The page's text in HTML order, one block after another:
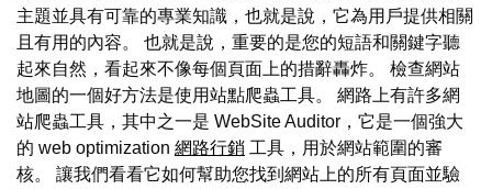
主題並具有可靠的專業知識，也就是說，它為用戶提供相關
且有用的內容。 也就是說，重要的是您的短語和關鍵字聽
起來自然，看起來不像每個頁面上的措辭轟炸。 檢查網站
地圖的一個好方法是使用站點爬蟲工具。 網路上有許多網
站爬蟲工具，其中之一是 WebSite Auditor，它是一個強大
的 web optimization 網路行銷 工具，用於網站範圍的審
核。 讓我們看看它如何幫助您找到網站上的所有頁面並驗